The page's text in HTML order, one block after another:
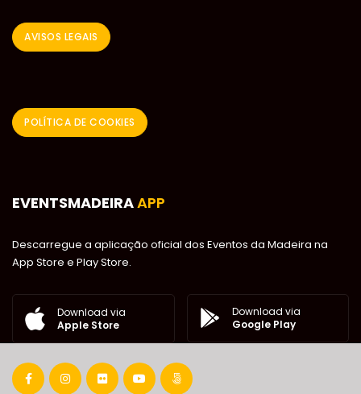
AVISOS LEGAIS
POLÍTICA DE COOKIES
EVENTSMADEIRAAPP
Descarregue a aplicação oficial dos Eventos da Madeira na
App Store e Play Store.
Download via
Apple Store
Download via
Google Play